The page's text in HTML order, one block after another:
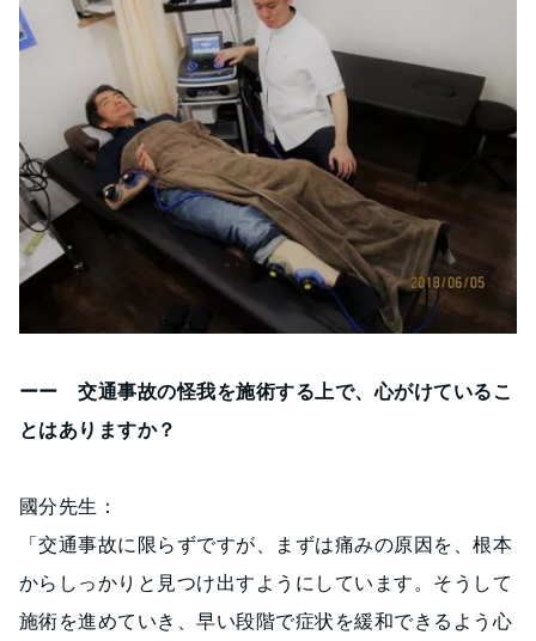
ーー 交通事故の怪我を施術する上で、心がけているこ
とはありますか？
國分先生：
「交通事故に限らずですが、まずは痛みの原因を、根本
からしっかりと見つけ出すようにしています。そうして
施術を進めていき、早い段階で症状を緩和できるよう心